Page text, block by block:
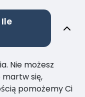
Nie możesz
martw się,
pomożemy Ci